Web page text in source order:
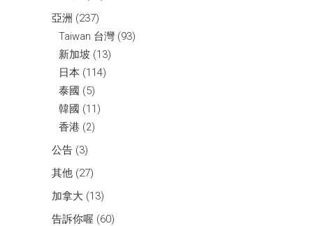
亞洲 (237)
Taiwan 台灣 (93)
新加坡 (13)
日本 (114)
泰國 (5)
韓國 (11)
香港 (2)
公告 (3)
其他 (27)
加拿大 (13)
告訴你喔 (60)